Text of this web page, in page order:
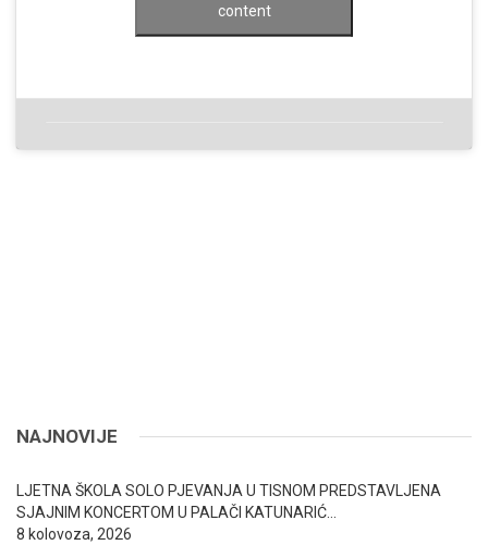
content
NAJNOVIJE
LJETNA ŠKOLA SOLO PJEVANJA U TISNOM PREDSTAVLJENA
SJAJNIM KONCERTOM U PALAČI KATUNARIĆ…
8 kolovoza, 2026